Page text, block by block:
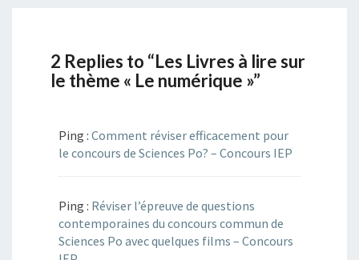
2 Replies to “Les Livres à lire sur
le thème « Le numérique »”
Ping : Comment réviser efficacement pour
le concours de Sciences Po? – Concours IEP
Ping : Réviser l’épreuve de questions
contemporaines du concours commun de
Sciences Po avec quelques films – Concours